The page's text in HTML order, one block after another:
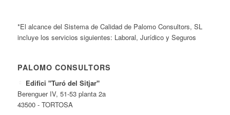
*El alcance del Sistema de Calidad de Palomo Consultors, SL
incluye los servicios siguientes: Laboral, Jurídico y Seguros
PALOMO CONSULTORS
Edifici "Turó del Sitjar"
Berenguer IV, 51-53 planta 2a
43500 - TORTOSA